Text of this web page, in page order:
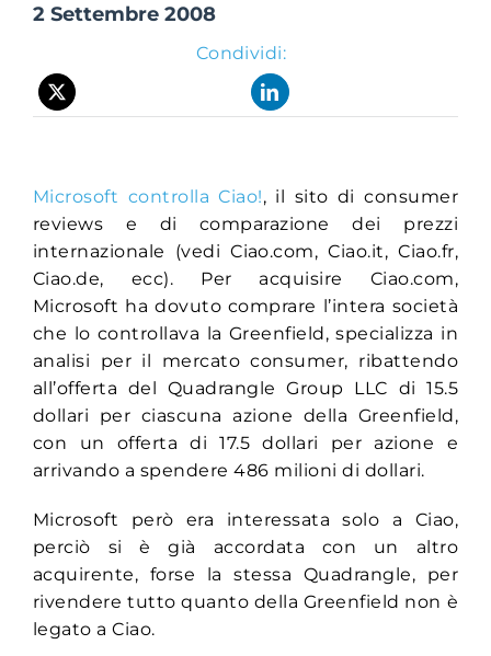
Suite Login
2 Settembre 2008
Condividi:
Microsoft controlla Ciao!, il sito di consumer
reviews e di comparazione dei prezzi
internazionale (vedi Ciao.com, Ciao.it, Ciao.fr,
Ciao.de, ecc). Per acquisire Ciao.com,
Microsoft ha dovuto comprare l’intera società
che lo controllava la Greenfield, specializza in
analisi per il mercato consumer, ribattendo
all’offerta del Quadrangle Group LLC di 15.5
dollari per ciascuna azione della Greenfield,
con un offerta di 17.5 dollari per azione e
arrivando a spendere 486 milioni di dollari.
Microsoft però era interessata solo a Ciao,
perciò si è già accordata con un altro
acquirente, forse la stessa Quadrangle, per
rivendere tutto quanto della Greenfield non è
legato a Ciao.